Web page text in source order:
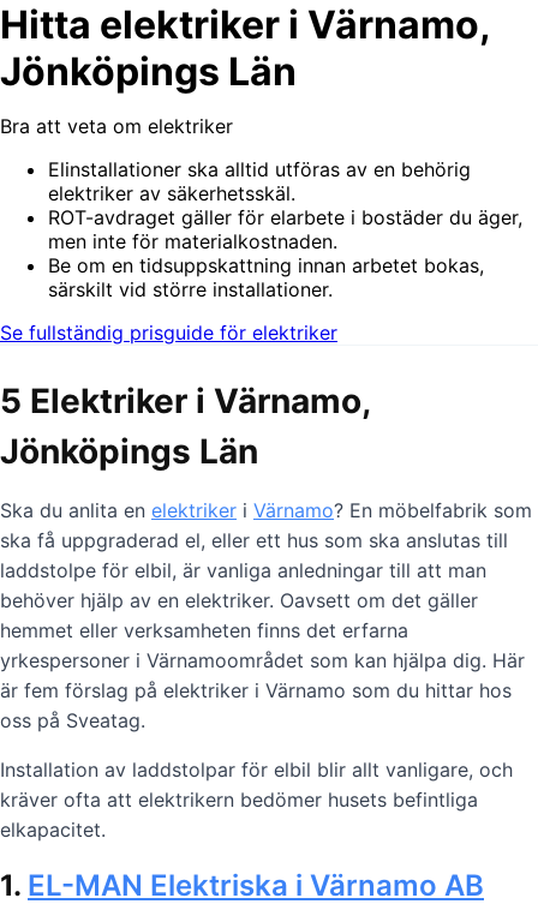
Hitta elektriker i Värnamo,
Jönköpings Län
Bra att veta om elektriker
Elinstallationer ska alltid utföras av en behörig
elektriker av säkerhetsskäl.
ROT-avdraget gäller för elarbete i bostäder du äger,
men inte för materialkostnaden.
Be om en tidsuppskattning innan arbetet bokas,
särskilt vid större installationer.
Se fullständig prisguide för elektriker
5 Elektriker i Värnamo,
Jönköpings Län
Ska du anlita en elektriker i Värnamo? En möbelfabrik som
ska få uppgraderad el, eller ett hus som ska anslutas till
laddstolpe för elbil, är vanliga anledningar till att man
behöver hjälp av en elektriker. Oavsett om det gäller
hemmet eller verksamheten finns det erfarna
yrkespersoner i Värnamoområdet som kan hjälpa dig. Här
är fem förslag på elektriker i Värnamo som du hittar hos
oss på Sveatag.
Installation av laddstolpar för elbil blir allt vanligare, och
kräver ofta att elektrikern bedömer husets befintliga
elkapacitet.
1. EL-MAN Elektriska i Värnamo AB